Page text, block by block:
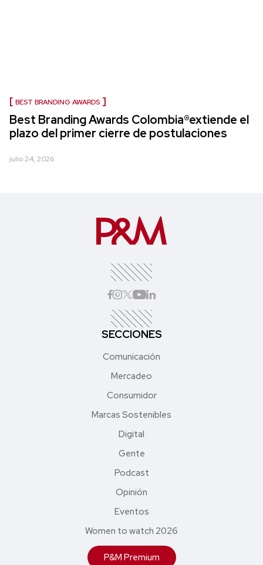
BEST BRANDING AWARDS
Best Branding Awards Colombia®extiende el
plazo del primer cierre de postulaciones
julio 24, 2026
SECCIONES
Comunicación
Mercadeo
Consumidor
Marcas Sostenibles
Digital
Gente
Podcast
Opinión
Eventos
Women to watch 2026
P&M Premium